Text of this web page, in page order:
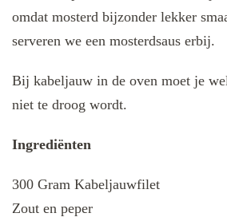
omdat mosterd bijzonder lekker
serveren we een mosterdsaus erbij.
Bij kabeljauw in de oven moet je
niet te droog wordt.
Ingrediënten
300 Gram Kabeljauwfilet
Zout en peper